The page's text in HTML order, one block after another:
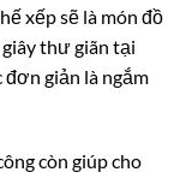
xếp sẽ là món đồ
thư giãn tại
đơn giản là ngắm
còn giúp cho